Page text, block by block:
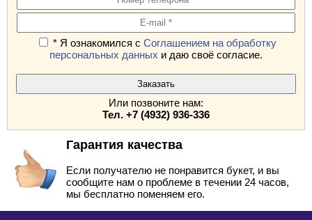
* Я ознакомился с Соглашением на обработку
персональных данных и даю своё согласие.
Или позвоните нам:
Тел. +7 (4932) 936-336
Гарантия качества
Если получателю не понравится букет, и вы
сообщите нам о проблеме в течении 24 часов,
мы бесплатно поменяем его.